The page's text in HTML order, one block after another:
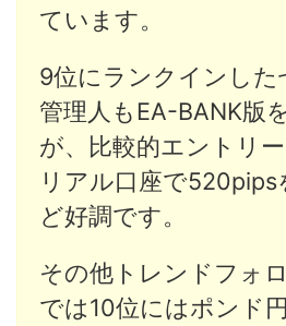
ています。
9位にランクインした
管理人もEA-BANK版
が、比較的エントリ
リアル口座で520pips
ど好調です。
その他トレンドフォ
では10位にはポンド